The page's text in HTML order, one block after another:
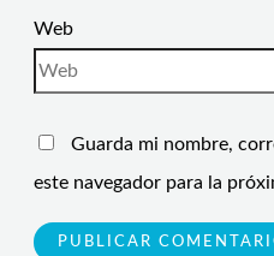
Web
Guarda mi nombre,
este navegador para la